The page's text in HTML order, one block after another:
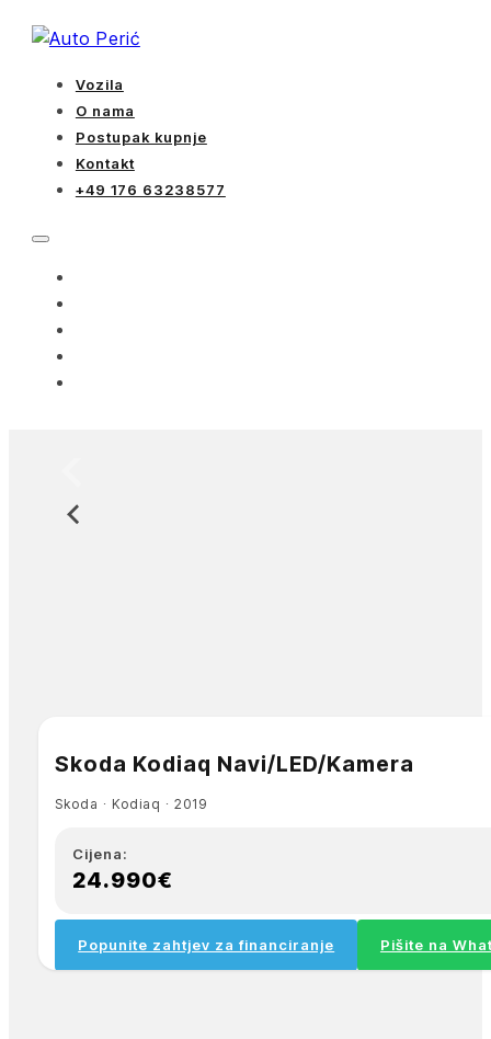
Vozila
O nama
Postupak kupnje
Kontakt
+49 176 63238577
Skoda Kodiaq Navi/LED/Kamera
Skoda ∙ Kodiaq ∙ 2019
Cijena:
24.990€
Popunite zahtjev za financiranje Pišite na